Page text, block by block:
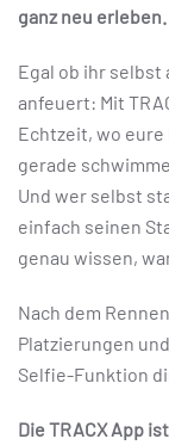
ganz neu erleben.
Egal ob ihr selbst
anfeuert: Mit
Echtzeit, wo
gerade
Und wer selbst
einfach seinen
genau wissen,
Nach dem
Platzierungen
Selfie-Funktion
Die TRACX App